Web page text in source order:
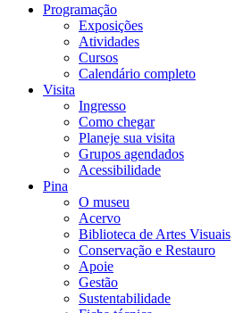
Programação
Exposições
Atividades
Cursos
Calendário completo
Visita
Ingresso
Como chegar
Planeje sua visita
Grupos agendados
Acessibilidade
Pina
O museu
Acervo
Biblioteca de Artes Visuais
Conservação e Restauro
Apoie
Gestão
Sustentabilidade